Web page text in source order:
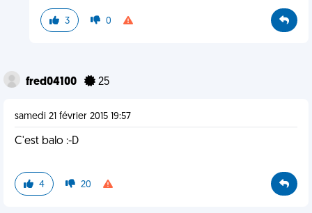
3 0
fred04100 25
samedi 21 février 2015 19:57
C'est balo :-D
4 20